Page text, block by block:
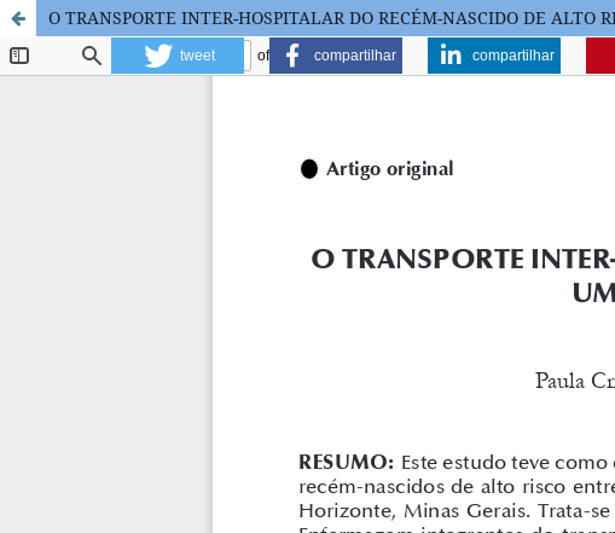
O TRANSPORTE INTER-HOSPITALAR DO RECÉM-NASCIDO DE ALTO
tweet compartilhar compartilhar